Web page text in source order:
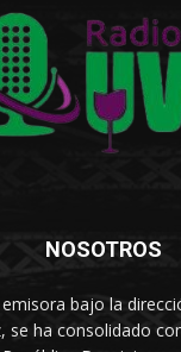
NOSOTROS
bajo la
se ha consolidado